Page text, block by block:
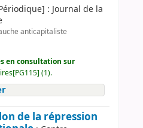
: Journal de la
anticapitaliste
en consultation sur
(1).
de la répression